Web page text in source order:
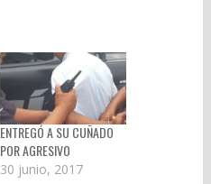
ENTREGÓ A SU CUÑADO
POR AGRESIVO
30 junio, 2017